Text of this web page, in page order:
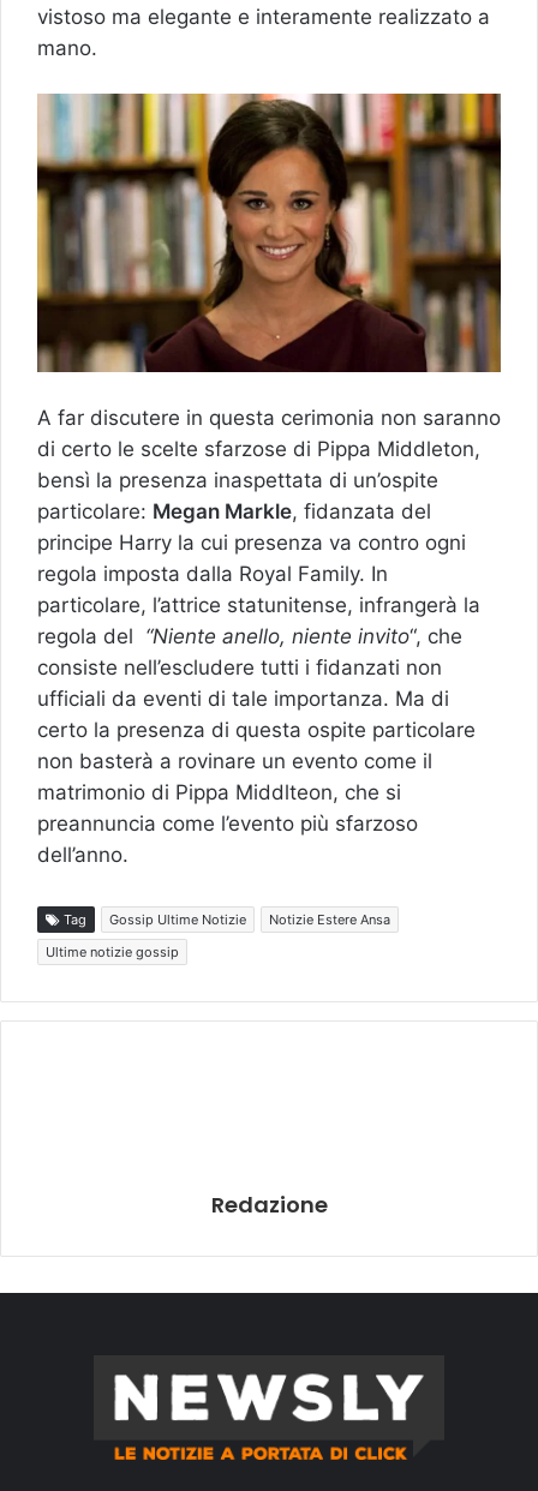
vistoso ma elegante e interamente realizzato a
mano.
A far discutere in questa cerimonia non saranno
di certo le scelte sfarzose di Pippa Middleton,
bensì la presenza inaspettata di un’ospite
particolare: Megan Markle, fidanzata del
principe Harry la cui presenza va contro ogni
regola imposta dalla Royal Family. In
particolare, l’attrice statunitense, infrangerà la
regola del “Niente anello, niente invito“, che
consiste nell’escludere tutti i fidanzati non
ufficiali da eventi di tale importanza. Ma di
certo la presenza di questa ospite particolare
non basterà a rovinare un evento come il
matrimonio di Pippa Middlteon, che si
preannuncia come l’evento più sfarzoso
dell’anno.
Tag Gossip Ultime Notizie
Notizie Estere Ansa
Ultime notizie gossip
Redazione